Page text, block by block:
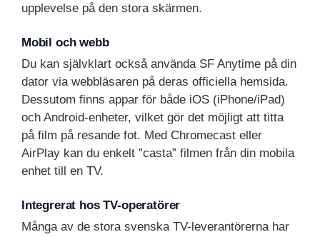
upplevelse på den stora skärmen.
Mobil och webb
Du kan självklart också använda SF Anytime på din
dator via webbläsaren på deras officiella hemsida.
Dessutom finns appar för både iOS (iPhone/iPad)
och Android-enheter, vilket gör det möjligt att titta
på film på resande fot. Med Chromecast eller
AirPlay kan du enkelt ”casta” filmen från din mobila
enhet till en TV.
Integrerat hos TV-operatörer
Många av de stora svenska TV-leverantörerna har